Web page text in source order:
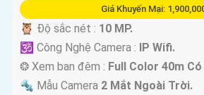
Giá Khuyến Mại:
🦉 Độ sắc nét : 10 MP.
🕉️ Công Nghệ Camera : IP Wifi.
❂ Xem ban đêm : Full Color 40m
🔩 Mẫu Camera 2 Mắt Ngoài Trời.